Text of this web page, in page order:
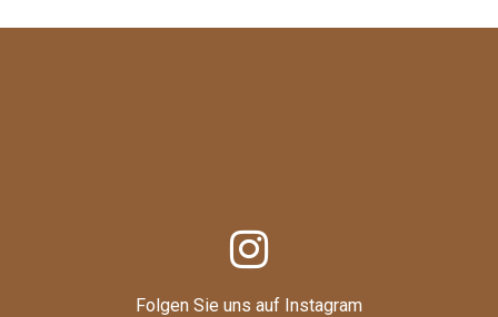
Folgen Sie uns auf Instagram